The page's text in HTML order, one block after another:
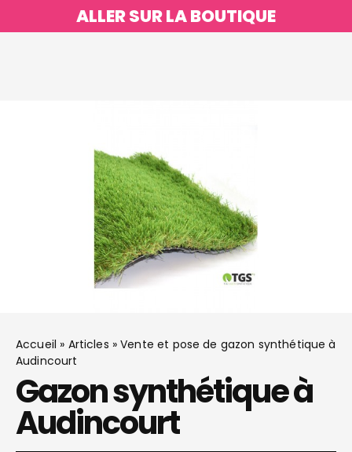
ALLER SUR LA BOUTIQUE
Accueil » Articles »Vente et pose de gazon synthétique à
Audincourt
Gazon synthétique à
Audincourt